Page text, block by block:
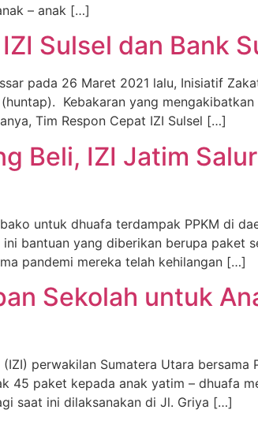
– anak […]
Sulsel dan Bank
pada 26 Maret 2021 lalu, Inisiatif
Kebakaran yang
Tim Respon Cepat IZI Sulsel […]
Beli, IZI Jatim
untuk dhuafa terdampak PPKM di
bantuan yang diberikan berupa paket
pandemi mereka telah kehilangan […]
Sekolah untuk
perwakilan Sumatera Utara bersama
45 paket kepada anak yatim – dhuafa
saat ini dilaksanakan di Jl. Griya […]